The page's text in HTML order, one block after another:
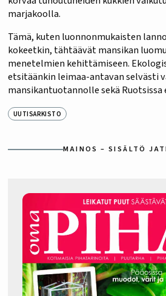
marjakoolla.
Tämä, kuten luonnonmukaisten
kokeetkin, tähtäävät mansikan
menetelmien kehittämiseen.
etsitäänkin leimaa-antavan selvästi
mansikantuotannolle sekä Ruotsissa
UUTISARKISTO
MAINOS – SISÄLTÖ